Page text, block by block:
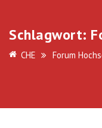
Schlagwort:
CHE Forum